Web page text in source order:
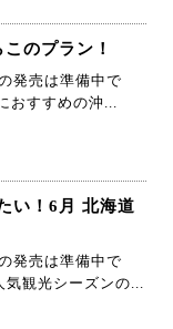
のプラン！
発売は準備中で
おすすめの沖...
い！6月 北海道
発売は準備中で
気観光シーズンの...